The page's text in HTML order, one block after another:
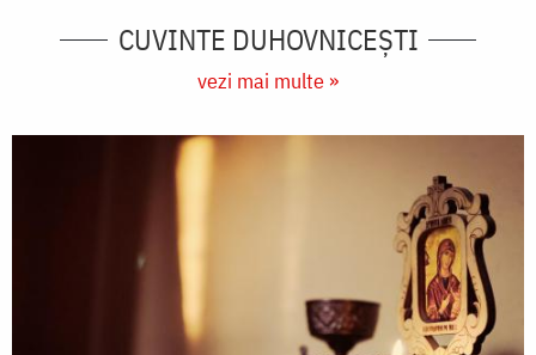
CUVINTE DUHOVNICEȘTI
vezi mai multe »